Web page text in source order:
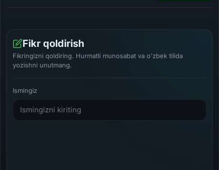
Fikr qoldirish
Fikringizni qoldiring. Hurmatli munosabat va o'zbek tilida
yozishni unutmang.
Ismingiz